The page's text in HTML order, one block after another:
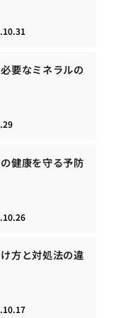
要なミネラルの
健康を守る予防
方と対処法の違